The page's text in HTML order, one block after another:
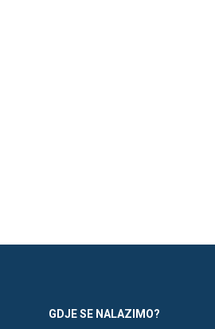
GDJE SE NALAZIMO?